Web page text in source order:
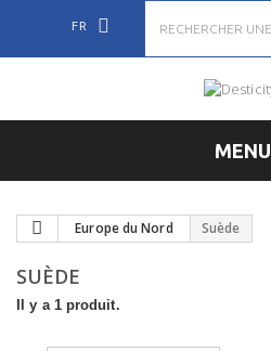
FR
MENU
Europe du Nord Suède
SUÈDE
Il y a 1 produit.